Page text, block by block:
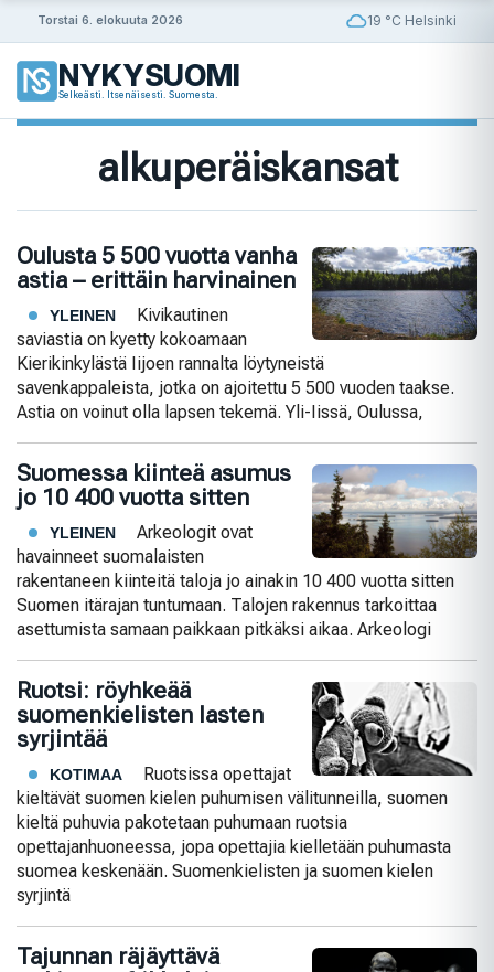
Torstai 6. elokuuta 2026 19 °C Helsinki
NYKYSUOMI
Selkeästi. Itsenäisesti. Suomesta.
alkuperäiskansat
Oulusta 5 500 vuotta vanha
astia – erittäin harvinainen
YLEINEN
Kivikautinen
saviastia on kyetty kokoamaan
Kierikinkylästä Iijoen rannalta löytyneistä
savenkappaleista, jotka on ajoitettu 5 500 vuoden taakse.
Astia on voinut olla lapsen tekemä. Yli-Iissä, Oulussa,
Suomessa kiinteä asumus
jo 10 400 vuotta sitten
YLEINEN
Arkeologit ovat
havainneet suomalaisten
rakentaneen kiinteitä taloja jo ainakin 10 400 vuotta sitten
Suomen itärajan tuntumaan. Talojen rakennus tarkoittaa
asettumista samaan paikkaan pitkäksi aikaa. Arkeologi
Ruotsi: röyhkeää
suomenkielisten lasten
syrjintää
KOTIMAA
Ruotsissa opettajat
kieltävät suomen kielen puhumisen välitunneilla, suomen
kieltä puhuvia pakotetaan puhumaan ruotsia
opettajanhuoneessa, jopa opettajia kielletään puhumasta
suomea keskenään. Suomenkielisten ja suomen kielen
syrjintä
Tajunnan räjäyttävä